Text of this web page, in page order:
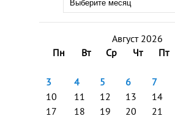
Август 2026
Пн
Вт Ср Чт Пт
3
4 5 6 7
10
11 12 13 14
17
18 19 20 21